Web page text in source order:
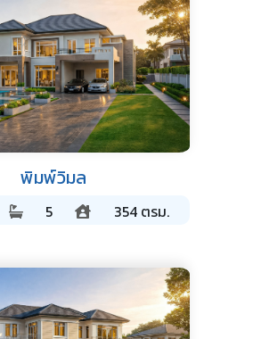
พิมพ์วิมล
5 354 ตรม.